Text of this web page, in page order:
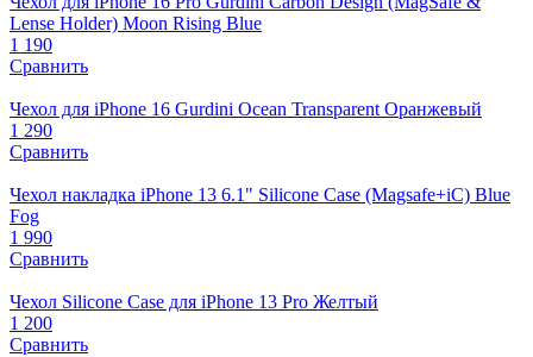
Lense Holder) Moon Rising Blue
1 190
Сравнить
Чехол для iPhone 16 Gurdini Ocean Transparent Оранжевый
1 290
Сравнить
Чехол накладка iPhone 13 6.1" Silicone Case (Magsafe+iC) Blue
Fog
1 990
Сравнить
Чехол Silicone Case для iPhone 13 Pro Желтый
1 200
Сравнить